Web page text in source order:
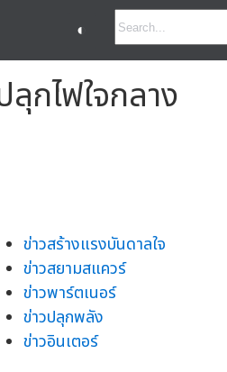
◐
กไฟใจกลาง
ข่าวสร้างแรงบันดาลใจ
ข่าวสยามสแควร์
ข่าวพาร์ตเนอร์
ข่าวปลุกพลัง
ข่าวอินเตอร์